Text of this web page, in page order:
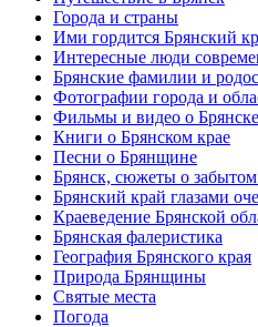
Города и страны
Ими гордится Брянский
Интересные люди
Брянские фамилии и
Фотографии города и
Фильмы и видео о Брянске
Книги о Брянском крае
Песни о Брянщине
Брянск, сюжеты о
Брянский край глазами
Краеведение Брянской
Брянская фалеристика
География Брянского края
Природа Брянщины
Святые места
Погода